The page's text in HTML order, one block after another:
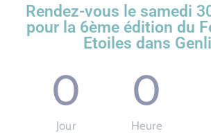
Rendez-vous le samedi
pour la 6ème édition du
Etoiles dans
0
Jour
0
Heure